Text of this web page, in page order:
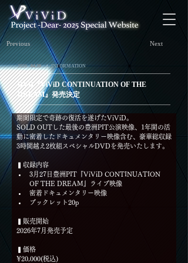
Previous Next
2026 .04.30 ￤ INFORMATION
DVD『ViViD CONTINUATION OF THE
DREAM』発売決定
期間限定で奇跡の復活を遂げたViViD。
SOLD OUTした最後の豊洲PIT公演映像、1年間の活
動に密着したドキュメンタリー映像含む、豪華総収録
3時間越え2枚組スペシャルDVDを発売いたします。
▍収録内容
3月27日豊洲PIT『ViViD CONTINUATION
OF THE DREAM』ライブ映像
密着ドキュメンタリー映像
ブックレット20p
▍販売開始
2026年7月発売予定
▍価格
¥20,000(税込)